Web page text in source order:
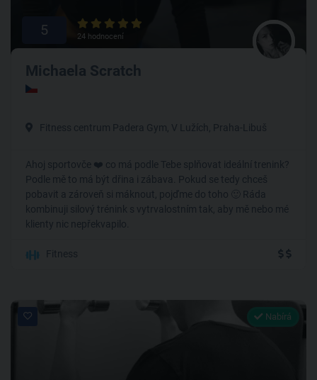
5 24 hodnocení
Michaela Scratch
Fitness centrum Padera Gym, V Lužích, Praha-Libuš
Ahoj sportovče ❤️ co má podle Tebe splňovat ideální trenink?
Podle mě to má být dřina i zábava. Pokud se tedy chceš
pobavit a zároveň si máknout, pojďme do toho 🙂 Ráda
kombinuji silový trénink s vytrvalostním tak, aby mě nebo mé
klienty nic nepřekvapilo.
Fitness
Nabírá